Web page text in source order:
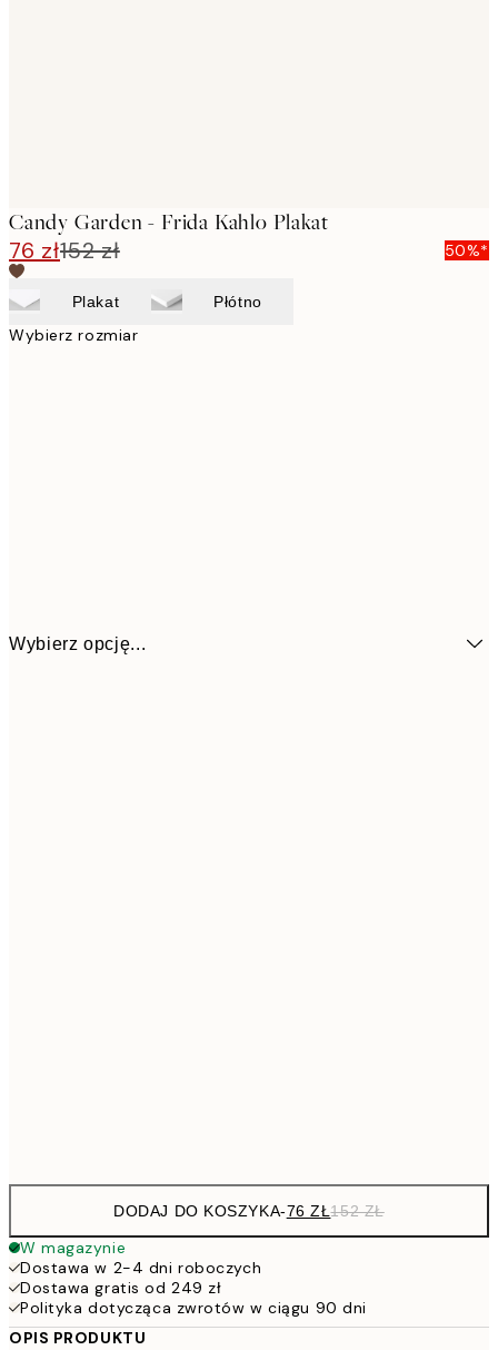
Candy Garden - Frida Kahlo Plakat
76 zł152 zł 50%*
Plakat Płótno
Wybierz rozmiar
Wybierz opcję...
DODAJ DO KOSZYKA-76 ZŁ152 ZŁ
W magazynie
Dostawa w 2-4 dni roboczych
Dostawa gratis od 249 zł
Polityka dotycząca zwrotów w ciągu 90 dni
OPIS PRODUKTU